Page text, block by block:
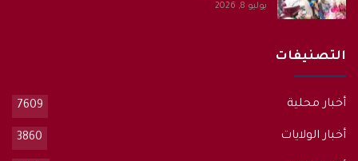
يوليو 8, 2026
التصنيفات
أخبار محلية 7609
أخبار الولايات 3860